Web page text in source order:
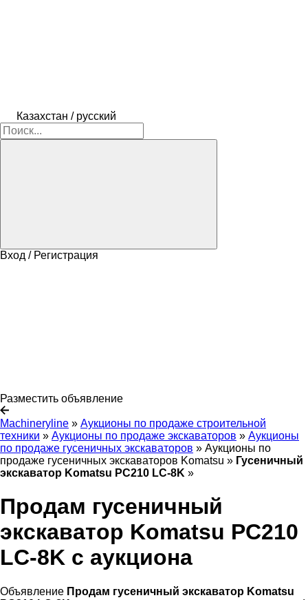
Казахстан / русский
Вход / Регистрация
Разместить объявление
Machineryline » Аукционы по продаже строительной
техники » Аукционы по продаже экскаваторов » Аукционы
по продаже гусеничных экскаваторов » Аукционы по
продаже гусеничных экскаваторов Komatsu » Гусеничный
экскаватор Komatsu PC210 LC-8K »
Продам гусеничный
экскаватор Komatsu PC210
LC-8K с аукциона
Объявление Продам гусеничный экскаватор Komatsu